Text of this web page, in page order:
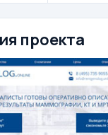
проекта